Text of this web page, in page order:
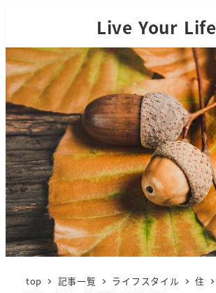
Live Your Life
top 記事一覧 ライフスタイル 住